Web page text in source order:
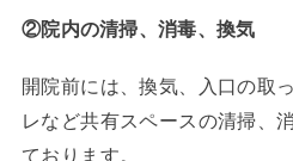
②院内の清掃、消毒、換気
開院前には、換気、入口の取
レなど共有スペースの清掃、
ております。